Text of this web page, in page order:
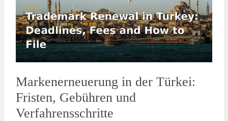
Markenerneuerung in der Türkei:
Fristen, Gebühren und
Verfahrensschritte
Fristen,
Gebühren
und
Verfahrensschritte